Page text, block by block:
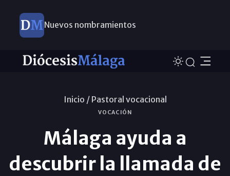
Nuevos nombramientos
Inicio / Pastoral vocacional
VOCACIÓN
Málaga ayuda a
descubrir la llamada de